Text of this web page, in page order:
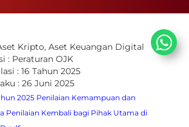
Kripto, Aset Keuangan Digital
: Peraturan OJK
:16 Tahun 2025
:26 Juni 2025
2025 Penilaian Kemampuan dan
Penilaian Kembali bagi Pihak Utama di